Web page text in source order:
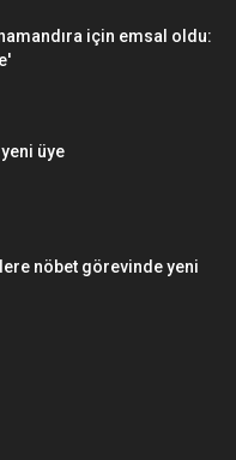
için emsal oldu:
üye
nöbet görevinde yeni